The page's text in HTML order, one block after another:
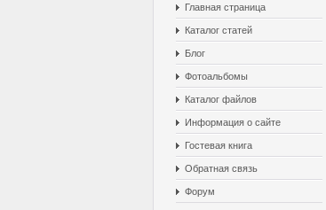
Главная страница
Каталог статей
Блог
Фотоальбомы
Каталог файлов
Информация о сайте
Гостевая книга
Обратная связь
Форум